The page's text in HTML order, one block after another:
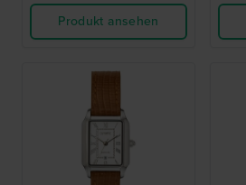
Produkt ansehen